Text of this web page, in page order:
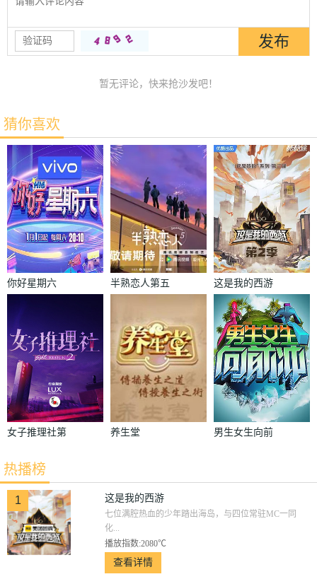
暂无评论，快来抢沙发吧！
猜你喜欢
你好星期六
半熟恋人第五
这是我的西游
女子推理社第
养生堂
男生女生向前
热播榜
1 这是我的西游
七位满腔热血的少年踏出海岛，与四位常驻MC一同
化...
播放指数:2080℃
查看详情